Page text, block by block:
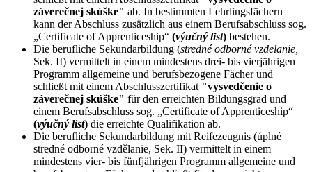
záverečnej skúške" ab. In bestimmten Lehrlingsfächern
kann der Abschluss zusätzlich aus einem Berufsabschluss sog.
„Certificate of Apprenticeship“ (výučný list) bestehen.
Die berufliche Sekundarbildung (stredné odborné vzdelanie,
Sek. II) vermittelt in einem mindestens drei- bis vierjährigen
Programm allgemeine und berufsbezogene Fächer und
schließt mit einem Abschlusszertifikat "vysvedčenie o
záverečnej skúške" für den erreichten Bildungsgrad und
einem Berufsabschluss sog. „Certificate of Apprenticeship“
(výučný list) die erreichte Qualifikation ab.
Die berufliche Sekundarbildung mit Reifezeugnis (úplné
stredné odborné vzdělanie, Sek. II) vermittelt in einem
mindestens vier- bis fünfjährigen Programm allgemeine und